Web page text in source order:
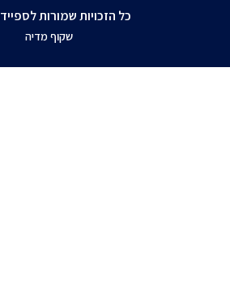
כל הזכויות שמורות
שקוף מדיה